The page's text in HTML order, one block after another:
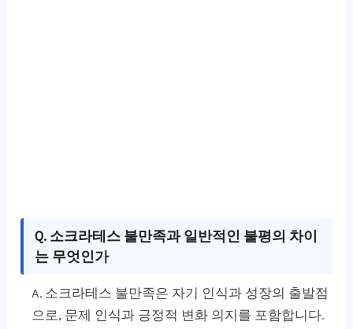
Q. 소크라테스 불만족과 일반적인 불평의 차이
는 무엇인가
A. 소크라테스 불만족은 자기 인식과 성장의 출발점
으로, 문제 인식과 긍정적 변화 의지를 포함합니다.